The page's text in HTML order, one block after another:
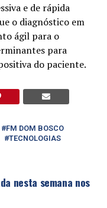
e de rápida
o diagnóstico em
ágil para o
para
do paciente.
FM DOM BOSCO
TECNOLOGIAS
nesta semana nos